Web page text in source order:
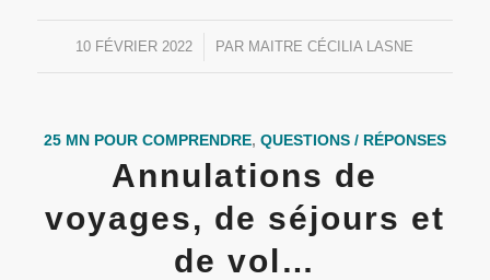
10 FÉVRIER 2022 PAR MAITRE CÉCILIA LASNE
25 MN POUR COMPRENDRE, QUESTIONS / RÉPONSES
Annulations de
voyages, de séjours et
de vol…